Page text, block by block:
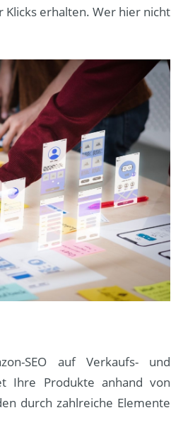
Klicks erhalten. Wer hier nicht
SEO auf Verkaufs- und
Ihre Produkte anhand von
durch zahlreiche Elemente